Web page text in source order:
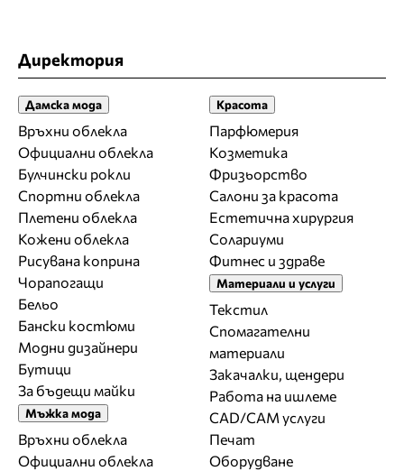
Директория
Дамска мода
Връхни облекла
Официални облекла
Булчински рокли
Спортни облекла
Плетени облекла
Кожени облекла
Рисувана коприна
Чорапогащи
Бельо
Бански костюми
Модни дизайнери
Бутици
За бъдещи майки
Мъжка мода
Връхни облекла
Официални облекла
Красота
Парфюмерия
Козметика
Фризьорство
Салони за красота
Естетична хирургия
Солариуми
Фитнес и здраве
Материали и услуги
Текстил
Спомагателни
материали
Закачалки, щендери
Работа на ишлеме
CAD/CAM услуги
Печат
Оборудване